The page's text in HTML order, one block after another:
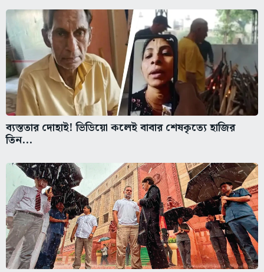
ব্যস্ততার দোহাই! ভিডিয়ো কলেই বাবার শেষকৃত্যে হাজির
তিন...